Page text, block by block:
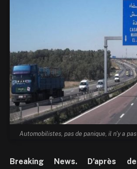
Automobilistes, pas de panique, il n'y a
Breaking News. D’après